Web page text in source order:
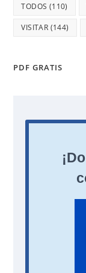
TODOS (110)
VISITAR (144)
PDF GRATIS